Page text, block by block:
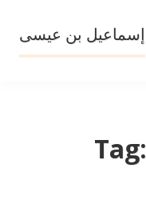
content
إسماعيل بن عيسى
Tag: